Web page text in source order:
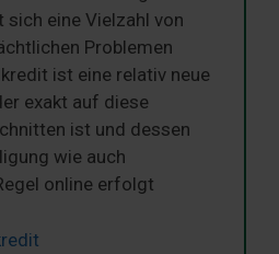
sich eine Vielzahl von
Problemen
ist eine relativ neue
exakt auf diese
ist und dessen
wie auch
online erfolgt